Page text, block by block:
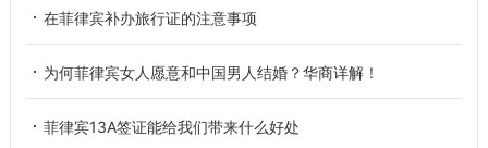
在菲律宾补办旅行证的注意事项
为何菲律宾女人愿意和中国男人结婚？华商详解！
菲律宾13A签证能给我们带来什么好处